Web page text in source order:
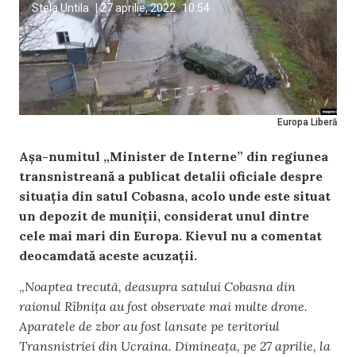
Europa Liberă
Stela Untila 27 aprilie, 2022 10:54
Așa-numitul „Minister de Interne” din regiunea
transnistreană a publicat detalii oficiale despre
situația din satul Cobasna, acolo unde este situat
un depozit de muniții, considerat unul dintre
cele mai mari din Europa. Kievul nu a comentat
deocamdată aceste acuzații.
„Noaptea trecută, deasupra satului Cobasna din
raionul Rîbnița au fost observate mai multe drone.
Aparatele de zbor au fost lansate pe teritoriul
Transnistriei din Ucraina. Dimineața, pe 27 aprilie, la